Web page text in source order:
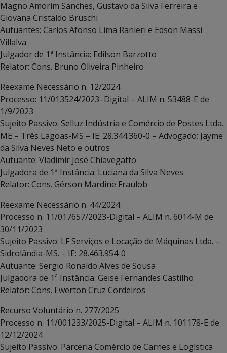
Magno Amorim Sanches, Gustavo da Silva Ferreira e
Giovana Cristaldo Bruschi
Autuantes: Carlos Afonso Lima Ranieri e Edson Massi
Villalva
Julgador de 1ª Instância: Edilson Barzotto
Relator: Cons. Bruno Oliveira Pinheiro
Reexame Necessário n. 12/2024
Processo: 11/013524/2023–Digital – ALIM n. 53488-E de
1/9/2023
Sujeito Passivo: Selluz Indústria e Comércio de Postes Ltda.
ME – Três Lagoas-MS – IE: 28.344.360-0 – Advogado: Jayme
da Silva Neves Neto e outros
Autuante: Vladimir José Chiavegatto
Julgadora de 1ª Instância: Luciana da Silva Neves
Relator: Cons. Gérson Mardine Fraulob
Reexame Necessário n. 44/2024
Processo n. 11/017657/2023-Digital – ALIM n. 6014-M de
30/11/2023
Sujeito Passivo: LF Serviços e Locação de Máquinas Ltda. –
Sidrolândia-MS. – IE: 28.463.954-0
Autuante: Sergio Ronaldo Alves de Sousa
Julgadora de 1ª Instância: Geise Fernandes Castilho
Relator: Cons. Ewerton Cruz Cordeiros
Recurso Voluntário n. 277/2025
Processo n. 11/001233/2025-Digital – ALIM n. 101178-E de
12/12/2024
Sujeito Passivo: Parceria Comércio de Carnes e Logística